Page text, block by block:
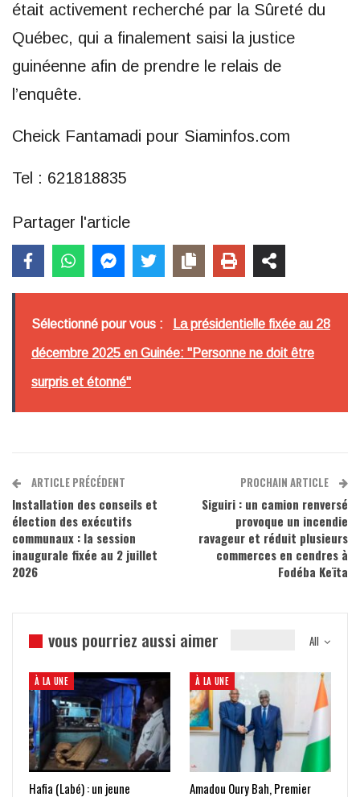
était activement recherché par la Sûreté du
Québec, qui a finalement saisi la justice
guinéenne afin de prendre le relais de
l’enquête.
Cheick Fantamadi pour Siaminfos.com
Tel : 621818835
Partager l'article
Sélectionné pour vous : La présidentielle fixée au 28
décembre 2025 en Guinée: "Personne ne doit être
surpris et étonné"
ARTICLE PRÉCÉDENT
Installation des conseils et
élection des exécutifs
communaux : la session
inaugurale fixée au 2 juillet
2026
PROCHAIN ARTICLE
Siguiri : un camion renversé
provoque un incendie
ravageur et réduit plusieurs
commerces en cendres à
Fodéba Keïta
All
vous pourriez aussi aimer
À LA UNE
Hafia (Labé) : un jeune
À LA UNE
Amadou Oury Bah, Premier